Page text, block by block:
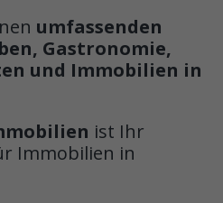
umfassenden
Gastronomie,
und Immobilien in
ist Ihr
Immobilien in